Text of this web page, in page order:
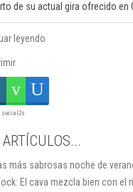
de su actual gira ofrecido en
leyendo
social2s
más sabrosas noche de
El cava mezcla bien con el